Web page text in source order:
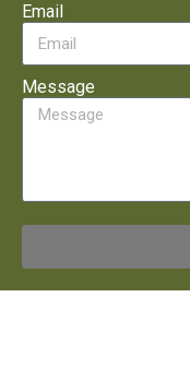
Email
Message